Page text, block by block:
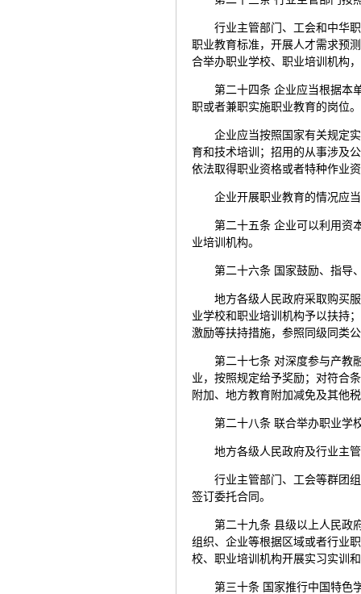
行业主管部门、工会和中华
职业教育标准，开展人才需求预
合举办职业学校、职业培训机构
第二十四条 企业应当根据本
职或者兼职实施职业教育的岗位。
企业应当按照国家有关规定
育和技术培训；招用的从事涉及
依法取得职业资格或者特种作业
企业开展职业教育的情况应
第二十五条 企业可以利用资
业培训机构。
第二十六条 国家鼓励、指导
地方各级人民政府采取购买
业学校和职业培训机构予以扶持
激励等扶持措施，参照同级同类
第二十七条 对深度参与产教
业，按照规定给予奖励；对符合
附加、地方教育附加减免及其他
第二十八条 联合举办职业学
地方各级人民政府及行业主
行业主管部门、工会等群团
签订委托合同。
第二十九条 县级以上人民政
组织、企业等根据区域或者行业
校、职业培训机构开展实习实训
第三十条 国家推行中国特色